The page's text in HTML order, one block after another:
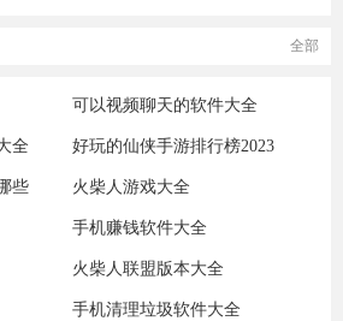
全部
可以视频聊天的软件大全
全 好玩的仙侠手游排行榜2023
些 火柴人游戏大全
手机赚钱软件大全
火柴人联盟版本大全
手机清理垃圾软件大全